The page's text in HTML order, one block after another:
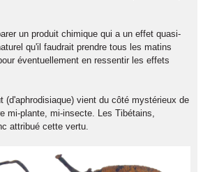
un produit chimique qui a un effet quasi-
qu'il faudrait prendre tous les matins
éventuellement en ressentir les effets
(d'aphrodisiaque) vient du côté mystérieux de
mi-plante, mi-insecte. Les Tibétains,
attribué cette vertu.